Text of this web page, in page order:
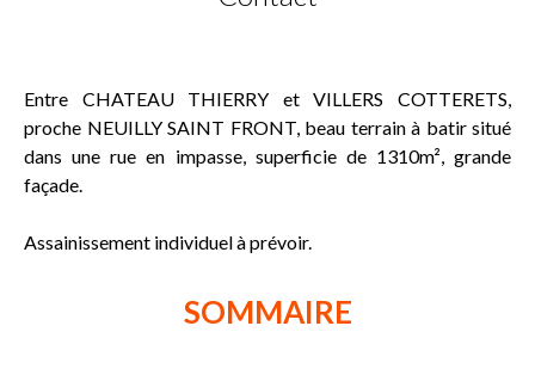
Entre CHATEAU THIERRY et VILLERS COTTERETS,
proche NEUILLY SAINT FRONT, beau terrain à batir situé
dans une rue en impasse, superficie de 1310m², grande
façade.
Assainissement individuel à prévoir.
SOMMAIRE